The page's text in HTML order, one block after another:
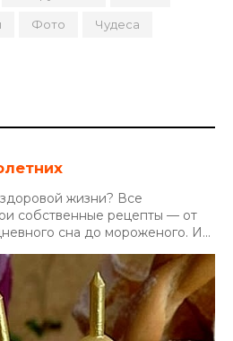
Фото Чудеса
жизни? Все
собственные рецепты — от
сна до мороженого. И...